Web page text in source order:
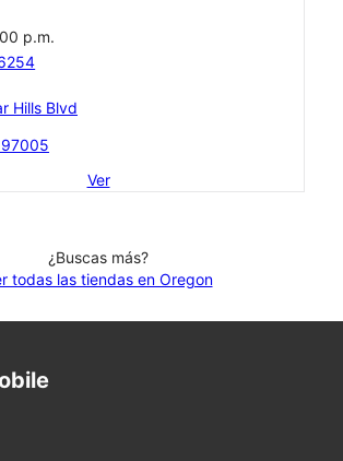
p.m.
Hills Blvd
97005
Ver
¿Buscas más?
todas las tiendas en Oregon